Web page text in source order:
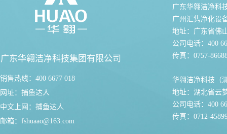
广东华翱洁净科技集团有限公司
销售热线：400 6677 018
网址： 捕鱼达人
中文上网： 捕鱼达人
邮箱： fshuaao@163.com
广东华翱洁净科
广州汇隽净化设
地址：广东省佛
公司电话：400
传真：0757-
华翱洁净科技（
地址：湖北省云
公司电话：400
传真：0712-